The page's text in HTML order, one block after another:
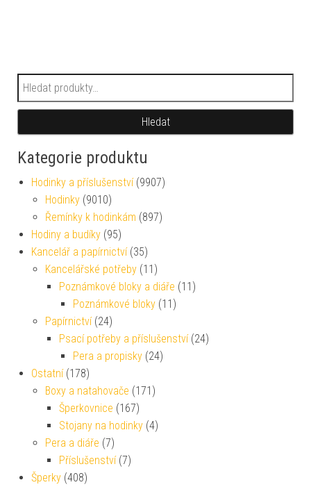
Hledat:
Hledat
Kategorie produktu
Hodinky a příslušenství (9907)
Hodinky (9010)
Řemínky k hodinkám (897)
Hodiny a budíky (95)
Kancelář a papírnictví (35)
Kancelářské potřeby (11)
Poznámkové bloky a diáře (11)
Poznámkové bloky (11)
Papírnictví (24)
Psací potřeby a příslušenství (24)
Pera a propisky (24)
Ostatní (178)
Boxy a natahovače (171)
Šperkovnice (167)
Stojany na hodinky (4)
Pera a diáře (7)
Příslušenství (7)
Šperky (408)